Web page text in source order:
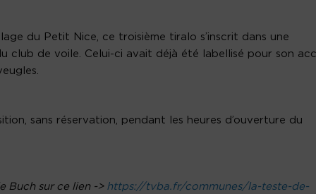
du Petit Nice, ce troisième tiralo s’inscrit dans une
club de voile. Celui-ci avait déjà été labellisé pour son
sans réservation, pendant les heures d’ouverture du
Buch sur ce lien -> https://tvba.fr/communes/la-teste-de-